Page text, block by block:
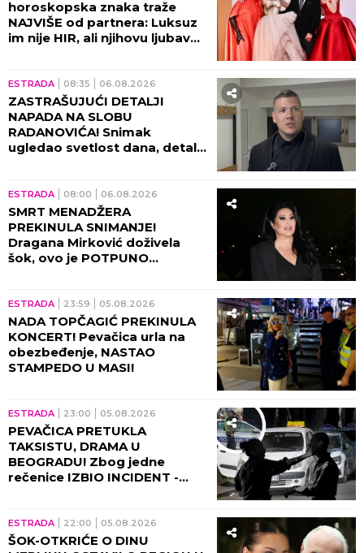
horoskopska znaka traže
NAJVIŠE od partnera: Luksuz
im nije HIR, ali njihovu ljubav
ESTRADA 08:35 06.08.2026
ZASTRAŠUJUĆI DETALJI
NAPADA NA SLOBU
RADANOVIĆA! Snimak
ugledao svetlost dana, detalji
ESTRADA 08:00 06.08.2026
SMRT MENADŽERA
PREKINULA SNIMANJE!
Dragana Mirković doživela
šok, ovo je POTPUNO
ESTRADA 23:59 05.08.2026
NADA TOPČAGIĆ PREKINULA
KONCERT! Pevačica urla na
obezbeđenje, NASTAO
STAMPEDO U MASI!
ESTRADA 23:00 05.08.2026
PEVAČICA PRETUKLA
TAKSISTU, DRAMA U
BEOGRADU! Zbog jedne
rečenice IZBIO INCIDENT -
ESTRADA 22:00 05.08.2026
ŠOK-OTKRIĆE O DINU